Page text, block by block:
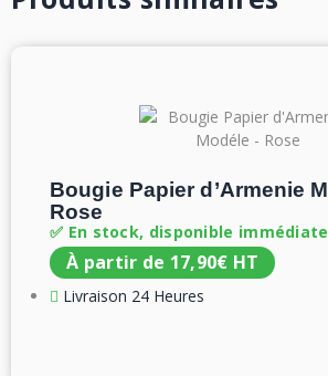
Bougie Papier d’Armenie
Rose
✅ En stock, disponible
À partir de 17,90€ HT
Livraison 24 Heures